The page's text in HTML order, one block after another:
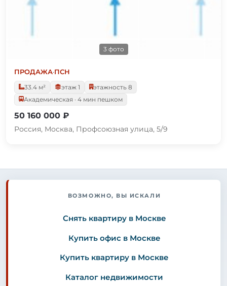
3 фото
ПРОДАЖА·ПСН
33.4 м²
этаж 1
этажность 8
Академическая · 4 мин пешком
50 160 000 ₽
Россия, Москва, Профсоюзная улица, 5/9
ВОЗМОЖНО, ВЫ ИСКАЛИ
Снять квартиру в Москве
Купить офис в Москве
Купить квартиру в Москве
Каталог недвижимости